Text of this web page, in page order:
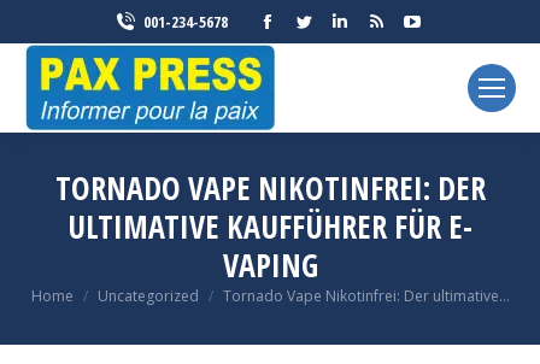
001-234-5678
Facebook
window
Twitter
window
Linkedin
window
Rss
window
YouTube
opens
window
TORNADO VAPE NIKOTINFREI: DER
ULTIMATIVE KAUFFÜHRER FÜR E-
VAPING
You are here:
Home Uncategorized Tornado Vape Nikotinfrei: Der ultimative…